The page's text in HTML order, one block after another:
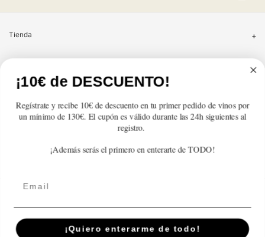
Tienda
Información
© 2026,En Copa de Balón Powered by Shopify
¡10€ de DESCUENTO!
Regístrate y recibe 10€ de descuento en tu primer pedido de vinos por
un mínimo de 130€. El cupón es válido durante las 24h siguientes al
registro.
¡Además serás el primero en enterarte de TODO!
¡Quiero enterarme de todo!